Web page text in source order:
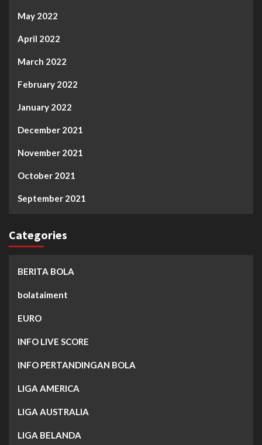
May 2022
April 2022
March 2022
February 2022
January 2022
December 2021
November 2021
October 2021
September 2021
Categories
BERITA BOLA
bolataiment
EURO
INFO LIVE SCORE
INFO PERTANDINGAN BOLA
LIGA AMERICA
LIGA AUSTRALIA
LIGA BELANDA